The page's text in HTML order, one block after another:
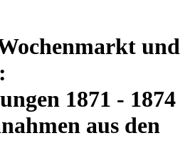
und
1871 - 1874
aus den